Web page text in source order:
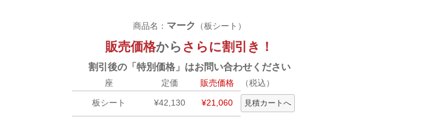
商品名： マーク （板シート）
販売価格から さらに割引き！
割引後の「特別価格」はお問い合わせください
座 定価 販売価格 （税込）
板シート ¥42,130 ¥21,060